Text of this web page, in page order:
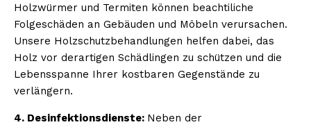
Holzwürmer und Termiten können beachtiliche
Folgeschäden an Gebäuden und Möbeln verursachen.
Unsere Holzschutzbehandlungen helfen dabei, das
Holz vor derartigen Schädlingen zu schützen und die
Lebensspanne Ihrer kostbaren Gegenstände zu
verlängern.
4. Desinfektionsdienste: Neben der